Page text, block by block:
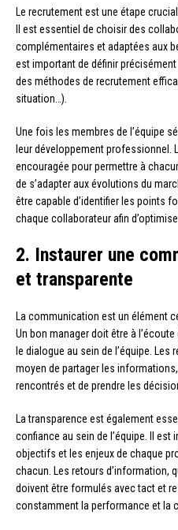
Le recrutement est une étape
Il est essentiel de choisir des
complémentaires et adaptées aux
est important de définir
des méthodes de recrutement
situation…).
Une fois les membres de l’équipe
leur développement professionnel.
encouragée pour permettre à
de s’adapter aux évolutions du
être capable d’identifier les points
chaque collaborateur afin
2. Instaurer une
et transparente
La communication est un élément
Un bon manager doit être à
le dialogue au sein de l’équipe.
moyen de partager les
rencontrés et de prendre les
La transparence est également
confiance au sein de l’équipe. Il est
objectifs et les enjeux de chaque
chacun. Les retours d’information,
doivent être formulés avec tact et
constamment la performance et la